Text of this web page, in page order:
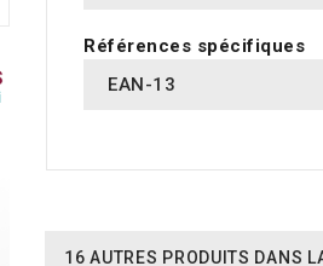
Références spécifiques
EAN-13
16 AUTRES PRODUITS DANS